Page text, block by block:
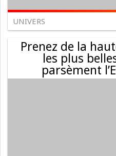
UNIVERS
Prenez de la
les plus
parsèment